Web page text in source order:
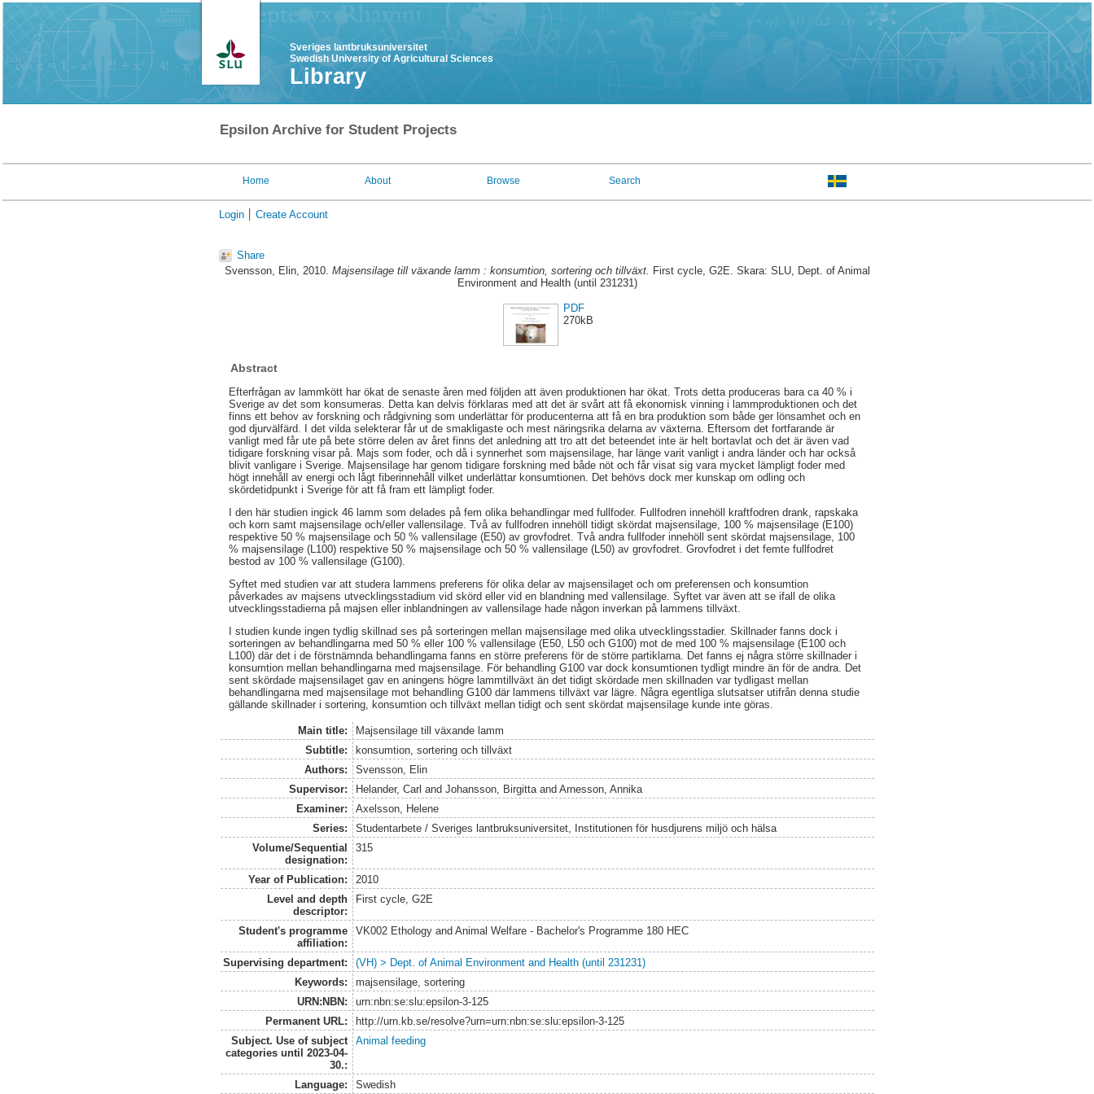
Sveriges lantbruksuniversitet
Swedish University of Agricultural Sciences
Library
Epsilon Archive for Student Projects
Home About Browse Search
Login Create Account
Share
Svensson, Elin, 2010. Majsensilage till växande lamm : konsumtion, sortering och tillväxt. First cycle, G2E. Skara: SLU, Dept. of Animal
Environment and Health (until 231231)
PDF
270kB
Abstract
Efterfrågan av lammkött har ökat de senaste åren med följden att även produktionen har ökat. Trots detta produceras bara ca 40 % i
Sverige av det som konsumeras. Detta kan delvis förklaras med att det är svårt att få ekonomisk vinning i lammproduktionen och det
finns ett behov av forskning och rådgivning som underlättar för producenterna att få en bra produktion som både ger lönsamhet och en
god djurvälfärd. I det vilda selekterar får ut de smakligaste och mest näringsrika delarna av växterna. Eftersom det fortfarande är
vanligt med får ute på bete större delen av året finns det anledning att tro att det beteendet inte är helt bortavlat och det är även vad
tidigare forskning visar på. Majs som foder, och då i synnerhet som majsensilage, har länge varit vanligt i andra länder och har också
blivit vanligare i Sverige. Majsensilage har genom tidigare forskning med både nöt och får visat sig vara mycket lämpligt foder med
högt innehåll av energi och lågt fiberinnehåll vilket underlättar konsumtionen. Det behövs dock mer kunskap om odling och
skördetidpunkt i Sverige för att få fram ett lämpligt foder.
I den här studien ingick 46 lamm som delades på fem olika behandlingar med fullfoder. Fullfodren innehöll kraftfodren drank, rapskaka
och korn samt majsensilage och/eller vallensilage. Två av fullfodren innehöll tidigt skördat majsensilage, 100 % majsensilage (E100)
respektive 50 % majsensilage och 50 % vallensilage (E50) av grovfodret. Två andra fullfoder innehöll sent skördat majsensilage, 100
% majsensilage (L100) respektive 50 % majsensilage och 50 % vallensilage (L50) av grovfodret. Grovfodret i det femte fullfodret
bestod av 100 % vallensilage (G100).
Syftet med studien var att studera lammens preferens för olika delar av majsensilaget och om preferensen och konsumtion
påverkades av majsens utvecklingsstadium vid skörd eller vid en blandning med vallensilage. Syftet var även att se ifall de olika
utvecklingsstadierna på majsen eller inblandningen av vallensilage hade någon inverkan på lammens tillväxt.
I studien kunde ingen tydlig skillnad ses på sorteringen mellan majsensilage med olika utvecklingsstadier. Skillnader fanns dock i
sorteringen av behandlingarna med 50 % eller 100 % vallensilage (E50, L50 och G100) mot de med 100 % majsensilage (E100 och
L100) där det i de förstnämnda behandlingarna fanns en större preferens för de större partiklarna. Det fanns ej några större skillnader i
konsumtion mellan behandlingarna med majsensilage. För behandling G100 var dock konsumtionen tydligt mindre än för de andra. Det
sent skördade majsensilaget gav en aningens högre lammtillväxt än det tidigt skördade men skillnaden var tydligast mellan
behandlingarna med majsensilage mot behandling G100 där lammens tillväxt var lägre. Några egentliga slutsatser utifrån denna studie
gällande skillnader i sortering, konsumtion och tillväxt mellan tidigt och sent skördat majsensilage kunde inte göras.
Main title:
Majsensilage till växande lamm
Subtitle:
konsumtion, sortering och tillväxt
Authors:
Svensson, Elin
Supervisor:
Helander, Carl and Johansson, Birgittaand Arnesson, Annika
Examiner:
Axelsson, Helene
Series:
Studentarbete / Sveriges lantbruksuniversitet, Institutionen för husdjurens miljö och hälsa
Volume/Sequential
designation:
315
Year of Publication:
2010
Level and depth
descriptor:
First cycle, G2E
Student's programme
affiliation:
VK002 Ethology and Animal Welfare - Bachelor's Programme 180 HEC
Supervising department:
(VH) > Dept. of Animal Environment and Health (until 231231)
Keywords:
majsensilage, sortering
URN:NBN:
urn:nbn:se:slu:epsilon-3-125
Permanent URL:
http://urn.kb.se/resolve?urn=urn:nbn:se:slu:epsilon-3-125
Subject. Use of subject
categories until 2023-04-
30.:
Animal feeding
Language: Swedish